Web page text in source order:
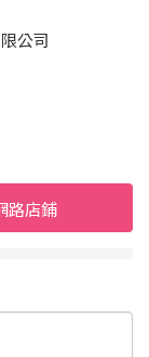
公司
路店鋪